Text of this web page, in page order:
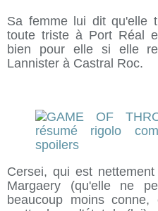
Sa femme lui dit qu'elle
toute triste à Port Réal
bien pour elle si elle
Lannister à Castral Roc.
Cersei, qui est
Margaery (qu'elle ne
beaucoup moins